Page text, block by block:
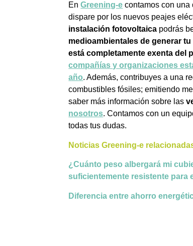
EnGreening-e contamos con una
dispare por los nuevos peajes
instalación fotovoltaica podrás
medioambientales de generar
está completamente exenta del
compañías y organizaciones
año. Además, contribuyes a una
combustibles fósiles; emitiendo
saber más información sobre las
nosotros. Contamos con un
todas tus dudas.
Noticias Greening-e
¿Cuánto peso albergará mi
suficientemente resistente para
Diferencia entre ahorro